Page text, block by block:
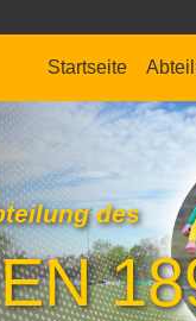
Startseite
des